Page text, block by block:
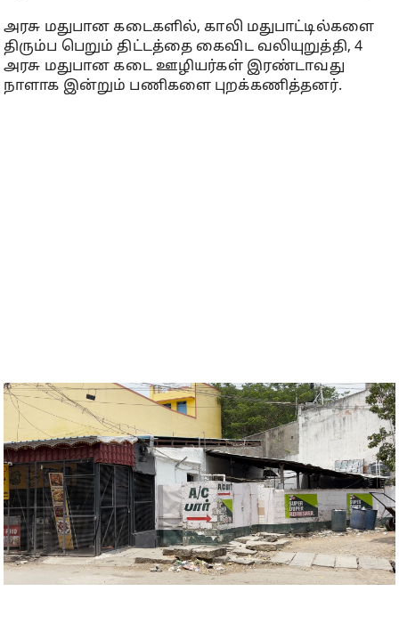
அரசு மதுபான கடைகளில், காலி மதுபாட்டில்களை
திரும்ப பெறும் திட்டத்தை கைவிட வலியுறுத்தி, 4
அரசு மதுபான கடை ஊழியர்கள் இரண்டாவது
நாளாக இன்றும் பணிகளை புறக்கணித்தனர்.